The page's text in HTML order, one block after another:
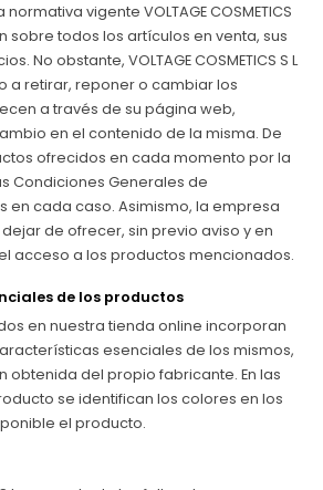
vigente VOLTAGE COSMETICS
sobre todos los artículos en venta, sus
No obstante, VOLTAGE COSMETICS S L
a retirar, reponer o cambiar los
a través de su página web,
en el contenido de la misma. De
ofrecidos en cada momento por la
Condiciones Generales de
en cada caso. Asimismo, la empresa
de ofrecer, sin previo aviso y en
acceso a los productos mencionados.
de los productos
en nuestra tienda online incorporan
esenciales de los mismos,
obtenida del propio fabricante. En las
se identifican los colores en los
el producto.